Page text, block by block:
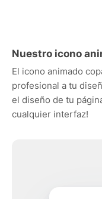
Nuestro icono
El icono animado
profesional a tu
el diseño de tu
cualquier interfaz!